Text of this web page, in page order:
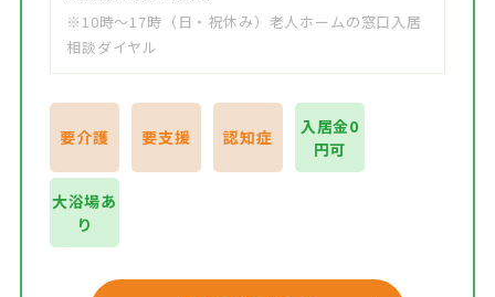
※10時～17時（日・祝休み）老人ホームの窓口入居
相談ダイヤル
要介護 要支援 認知症
入居金0
円可
大浴場あ
り